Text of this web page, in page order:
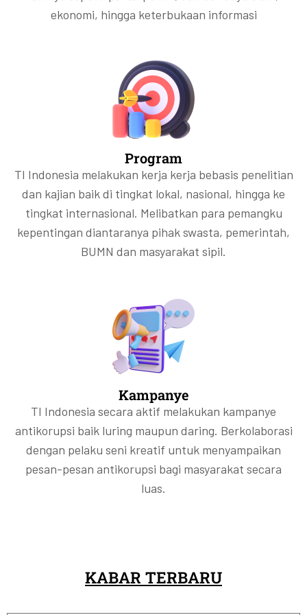
ekonomi, hingga keterbukaan informasi
Program
TI Indonesia melakukan kerja kerja bebasis penelitian
dan kajian baik di tingkat lokal, nasional, hingga ke
tingkat internasional. Melibatkan para pemangku
kepentingan diantaranya pihak swasta, pemerintah,
BUMN dan masyarakat sipil.
Kampanye
TI Indonesia secara aktif melakukan kampanye
antikorupsi baik luring maupun daring. Berkolaborasi
dengan pelaku seni kreatif untuk menyampaikan
pesan-pesan antikorupsi bagi masyarakat secara
luas.
KABAR TERBARU